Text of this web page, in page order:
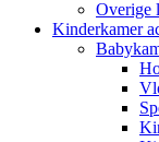
Overige
Kinderkamer